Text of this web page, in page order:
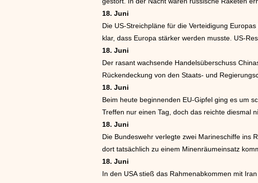
18. Juni
Die US-Streichpläne für die Verteidigung
klar, dass Europa stärker werden musste. US-
18. Juni
Der rasant wachsende Handelsüberschuss
Rückendeckung von den Staats- und
18. Juni
Beim heute beginnenden EU-Gipfel ging es um
Treffen nur einen Tag, doch das reichte diesmal
18. Juni
Die Bundeswehr verlegte zwei Marineschiffe ins
dort tatsächlich zu einem Minenräumeinsatz
18. Juni
In den USA stieß das Rahmenabkommen mit